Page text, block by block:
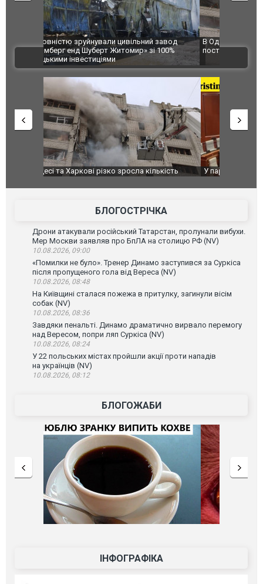
В Одесі та Харкові різко зросла кількість
постраждалих від обстрілу РФ
Ворог
двоє
після
ВІДЕО
У парламенті Косово прем'єра закидали яйцями
Приїхав
до
зіркового
БЛОГОСТРІЧКА
Дрони атакували російський Татарстан, пролунали вибухи.
Мер Москви заявляв про БпЛА на столицю РФ (NV)
10.08.2026, 09:00
«Помилки не було». Тренер Динамо заступився за Суркіса
після пропущеного гола від Вереса (NV)
10.08.2026, 08:48
На Київщині сталася пожежа в притулку, загинули вісім
собак (NV)
10.08.2026, 08:36
Завдяки пенальті. Динамо драматично вирвало перемогу
над Вересом, попри ляп Суркіса (NV)
10.08.2026, 08:24
У 22 польських містах пройшли акції проти нападів
на українців (NV)
10.08.2026, 08:12
БЛОГОЖАБИ
ІНФОГРАФІКА